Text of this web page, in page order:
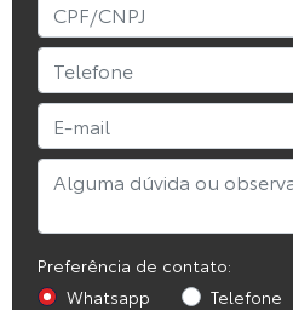
Preferência de contato:
Whatsapp
Telefone